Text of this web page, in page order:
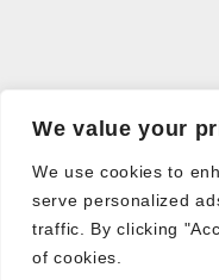
We value your
We use cookies to
serve personalized
traffic. By clicking
of cookies.